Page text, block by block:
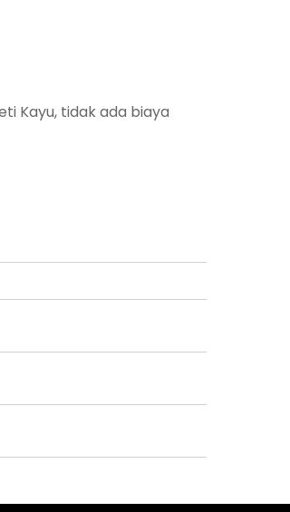
Kayu, tidak ada biaya